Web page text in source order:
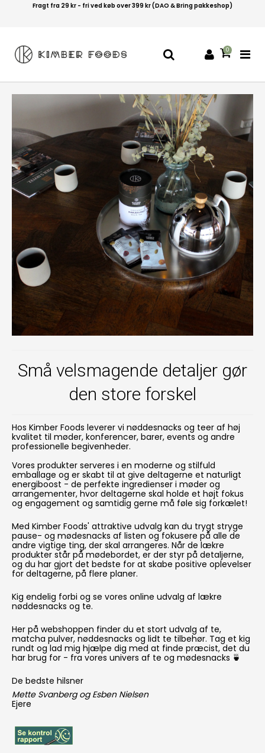
Fragt fra 29 kr - fri ved køb over 399 kr (DAO & Bring pakkeshop)
Leveringtid 1-4 hverdage
0
Små velsmagende detaljer gør
den store forskel
Hos Kimber Foods leverer vi nøddesnacks og teer af høj
kvalitet til møder, konferencer, barer, events og andre
professionelle begivenheder.
Vores produkter serveres i en moderne og stilfuld
emballage og er skabt til at give deltagerne et naturligt
energiboost - de perfekte ingredienser i møder og
arrangementer, hvor deltagerne skal holde et højt fokus
og engagement og samtidig gerne må føle sig forkælet!
Med Kimber Foods' attraktive udvalg kan du trygt stryge
pause- og mødesnacks af listen og fokusere på alle de
andre vigtige ting, der skal arrangeres. Når de lækre
produkter står på mødebordet, er der styr på detaljerne,
og du har gjort det bedste for at skabe positive oplevelser
for deltagerne, på flere planer.
Kig endelig forbi og se vores online udvalg af lækre
nøddesnacks og te.
Her på webshoppen finder du et stort udvalg af te,
matcha pulver, nøddesnacks og lidt te tilbehør. Tag et kig
rundt og lad mig hjælpe dig med at finde præcist, det du
har brug for - fra vores univers af te og mødesnacks 🍵
De bedste hilsner
Mette Svanberg og Esben Nielsen
Ejere